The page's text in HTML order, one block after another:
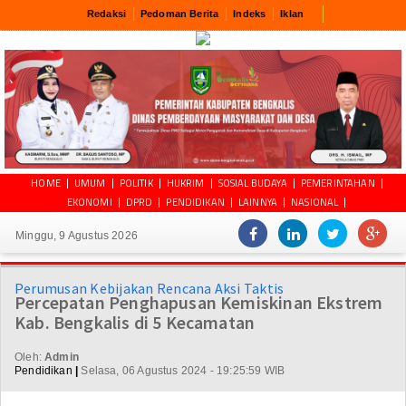
Redaksi Pedoman Berita Indeks Iklan
HOME UMUM POLITIK HUKRIM SOSIAL BUDAYA
PEMERINTAHAN
EKONOMI
DPRD PENDIDIKAN LAINNYA NASIONAL
Minggu, 9 Agustus 2026
Perumusan Kebijakan Rencana Aksi Taktis
Percepatan Penghapusan Kemiskinan Ekstrem
Kab. Bengkalis di 5 Kecamatan
Oleh:Admin
Pendidikan
Selasa, 06 Agustus 2024 - 19:25:59 WIB